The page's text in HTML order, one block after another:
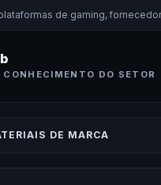
de gaming,
DO SETOR
DE MARCA